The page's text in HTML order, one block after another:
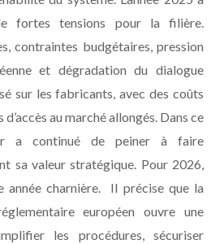
fortes tensions pour la filière.
contraintes budgétaires, pression
et dégradation du dialogue
sur les fabricants, avec des coûts
d’accès au marché allongés. Dans ce
a continué de peiner à faire
sa valeur stratégique. Pour 2026,
année charnière. Il précise que la
européen ouvre une
les procédures, sécuriser